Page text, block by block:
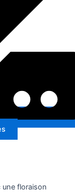
une floraison